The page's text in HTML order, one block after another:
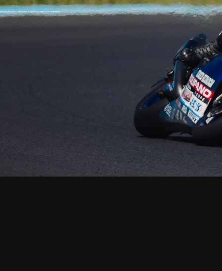
MotorSport - Questo è quello per cui viviamo!